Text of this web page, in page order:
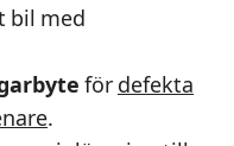
bil med
för defekta
.